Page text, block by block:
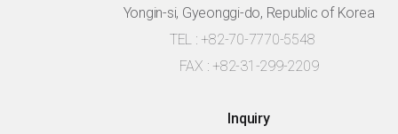
Yongin-si, Gyeonggi-do, Republic of Korea
TEL : +82-70-7770-5548
FAX : +82-31-299-2209
Inquiry